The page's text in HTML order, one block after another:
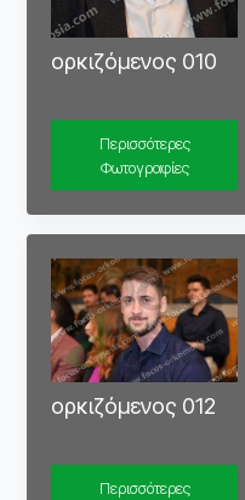
ορκιζόμενος 010
Περισσότερες
Φωτογραφίες
ορκιζόμενος 012
Περισσότερες